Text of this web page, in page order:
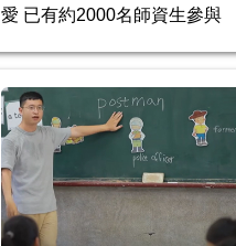
愛 已有約2000名師資生參與